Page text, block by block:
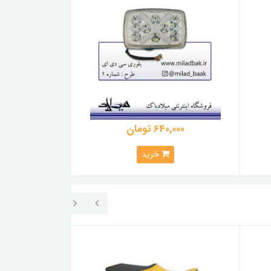
640,000 تومان
خرید